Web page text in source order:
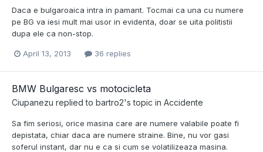
Daca e bulgaroaica intra in pamant. Tocmai ca una cu numere
pe BG va iesi mult mai usor in evidenta, doar se uita politistii
dupa ele ca non-stop.
April 13, 2013 36 replies
BMW Bulgaresc vs motocicleta
Ciupanezu replied to bartro2's topic in Accidente
Sa fim seriosi, orice masina care are numere valabile poate fi
depistata, chiar daca are numere straine. Bine, nu vor gasi
soferul instant, dar nu e ca si cum se volatilizeaza masina.